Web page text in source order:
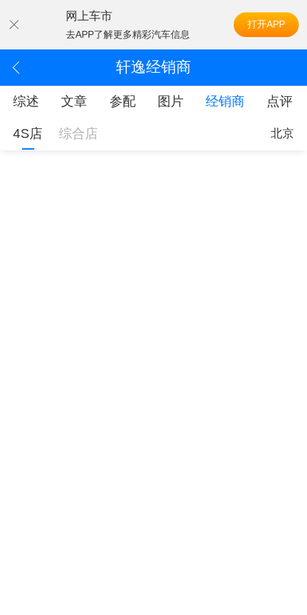
网上车市
去APP了解更多精彩汽车信息
打开APP
轩逸经销商
综述 文章 参配 图片 经销商 点评
4S店 综合店 北京